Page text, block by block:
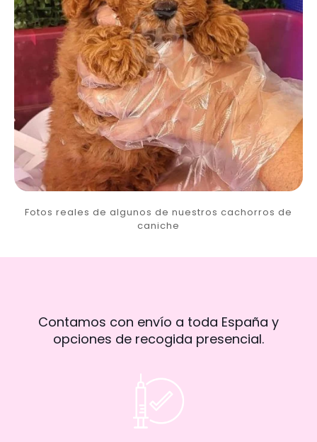
Fotos reales de algunos de nuestros cachorros de
caniche
Contamos con envío a toda España y
opciones de recogida presencial.